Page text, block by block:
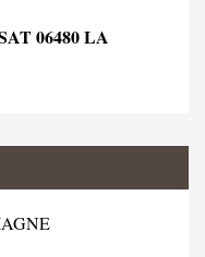
06480 LA